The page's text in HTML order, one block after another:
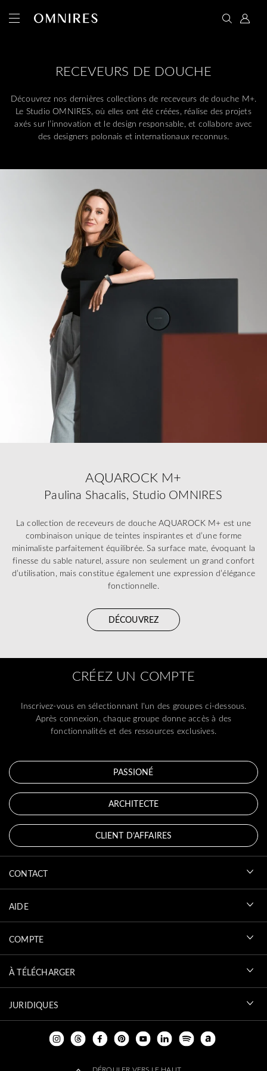
RECEVEURS DE DOUCHE
Découvrez nos dernières collections de receveurs de douche M+.
Le Studio OMNIRES, où elles ont été créées, réalise des projets
axés sur l’innovation et le design responsable, et collabore avec
des designers polonais et internationaux reconnus.
AQUAROCK M+
Paulina Shacalis, Studio OMNIRES
La collection de receveurs de douche AQUAROCK M+ est une
combinaison unique de teintes inspirantes et d’une forme
minimaliste parfaitement équilibrée. Sa surface mate, évoquant la
finesse du sable naturel, assure non seulement un grand confort
d’utilisation, mais constitue également une expression d’élégance
fonctionnelle.
DÉCOUVREZ
CRÉEZ UN COMPTE
Inscrivez-vous en sélectionnant l'un des groupes ci-dessous.
Après connexion, chaque groupe donne accès à des
fonctionnalités et des ressources exclusives.
PASSIONÉ
ARCHITECTE
CLIENT D’AFFAIRES
CONTACT
AIDE
COMPTE
À TÉLÉCHARGER
JURIDIQUES